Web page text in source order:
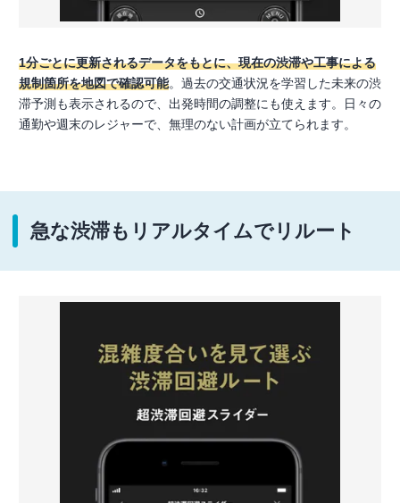
1分ごとに更新されるデータをもとに、現在の渋滞や工事による
規制箇所を地図で確認可能。過去の交通状況を学習した未来の渋
滞予測も表示されるので、出発時間の調整にも使えます。日々の
通勤や週末のレジャーで、無理のない計画が立てられます。
急な渋滞もリアルタイムでリルート